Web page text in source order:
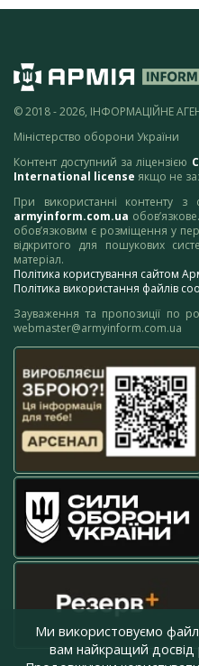
© 2018 - 2026, ІНФОРМАЦІЙНЕ
Міністерство оборони України
Контент доступний за ліцензією
International license якщо не
При використанні контенту
armyinform.com.ua
обов’язковим є розміщення у
відкритого для пошукових
матеріал.
Політика користування сайтом
Політика використання файлів
Зауваження та пропозиції по
webmaster@armyinform.com.ua
Ми використовуємо
вам найкращий досвід